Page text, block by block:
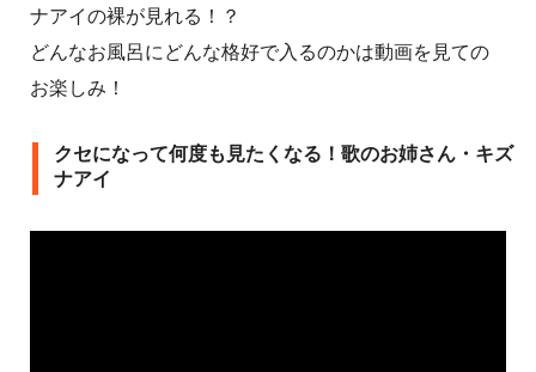
ナアイの裸が見れる！？
どんなお風呂にどんな格好で入るのかは動画を見ての
お楽しみ！
クセになって何度も見たくなる！歌のお姉さん・キズ
ナアイ